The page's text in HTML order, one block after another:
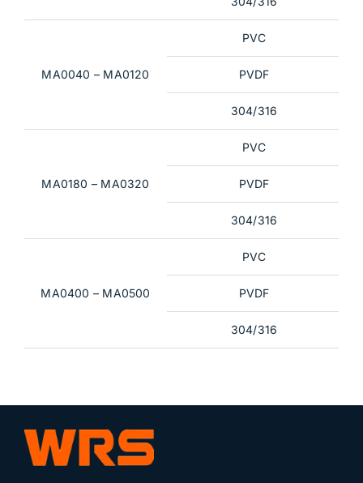
MA0040 – MA0120
PVC
PVDF
304/316
MA0180 – MA0320
PVC
PVDF
304/316
MA0400 – MA0500
PVC
PVDF
304/316